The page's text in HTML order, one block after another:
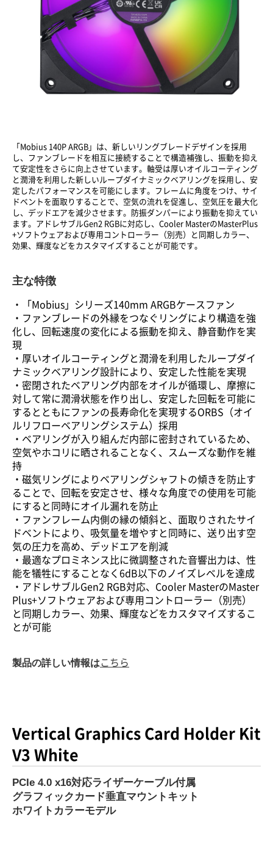
「Mobius 140P ARGB」は、新しいリングブレードデザインを採用
し、ファンブレードを相互に接続することで構造補強し、振動を抑え
て安定性をさらに向上させています。軸受は厚いオイルコーティング
と潤滑を利用した新しいループダイナミックベアリングを採用し、安
定したパフォーマンスを可能にします。フレームに角度をつけ、サイ
ドベントを面取りすることで、空気の流れを促進し、空気圧を最大化
し、デッドエアを減少させます。防振ダンパーにより振動を抑えてい
ます。アドレサブルGen2 RGBに対応し、Cooler MasterのMasterPlus
+ソフトウェアおよび専用コントローラー（別売）と同期しカラー、
効果、輝度などをカスタマイズすることが可能です。
主な特徴
・「Mobius」シリーズ140mm ARGBケースファン
・ファンブレードの外縁をつなぐリングにより構造を強
化し、回転速度の変化による振動を抑え、静音動作を実
現
・厚いオイルコーティングと潤滑を利用したループダイ
ナミックベアリング設計により、安定した性能を実現
・密閉されたベアリング内部をオイルが循環し、摩擦に
対して常に潤滑状態を作り出し、安定した回転を可能に
するとともにファンの長寿命化を実現するORBS（オイ
ルリフローベアリングシステム）採用
・ベアリングが入り組んだ内部に密封されているため、
空気やホコリに晒されることなく、スムーズな動作を維
持
・磁気リングによりベアリングシャフトの傾きを防止す
ることで、回転を安定させ、様々な角度での使用を可能
にすると同時にオイル漏れを防止
・ファンフレーム内側の縁の傾斜と、面取りされたサイ
ドベントにより、吸気量を増やすと同時に、送り出す空
気の圧力を高め、デッドエアを削減
・最適なプロミネンス比に微調整された音響出力は、性
能を犠牲にすることなく6dB以下のノイズレベルを達成
・アドレサブルGen2 RGB対応、Cooler MasterのMaster
Plus+ソフトウェアおよび専用コントローラー（別売）
と同期しカラー、効果、輝度などをカスタマイズするこ
とが可能
製品の詳しい情報はこちら
Vertical Graphics Card Holder Kit
V3 White
PCIe 4.0 x16対応ライザーケーブル付属
グラフィックカード垂直マウントキット
ホワイトカラーモデル